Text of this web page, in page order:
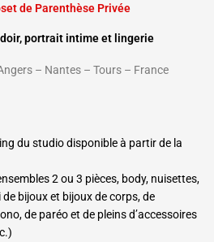
de Parenthèse Privée
portrait intime et lingerie
– Nantes – Tours – France
du studio disponible à partir de la
2 ou 3 pièces, body, nuisettes,
bijoux et bijoux de corps, de
de paréo et de pleins d’accessoires